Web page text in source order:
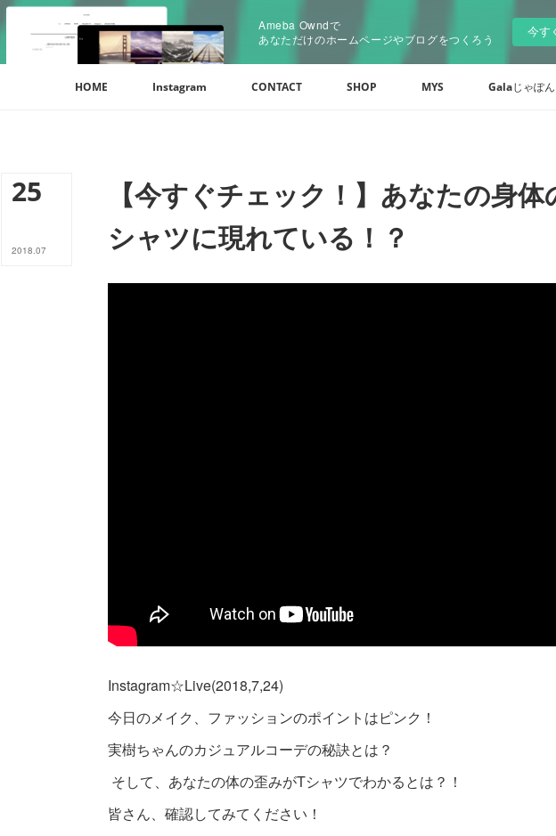
Ameba Owndで
あなただけのホームページやブログをつくろう
今す
HOME Instagram CONTACT SHOP MYS Galaじゃぽ
25
2018.07
【今すぐチェック！】あなたの身体
シャツに現れている！？
Instagram☆Live(2018,7,24)
今日のメイク、ファッションのポイントはピンク！
実樹ちゃんのカジュアルコーデの秘訣とは？
そして、あなたの体の歪みがTシャツでわかるとは？！
皆さん、確認してみてください！